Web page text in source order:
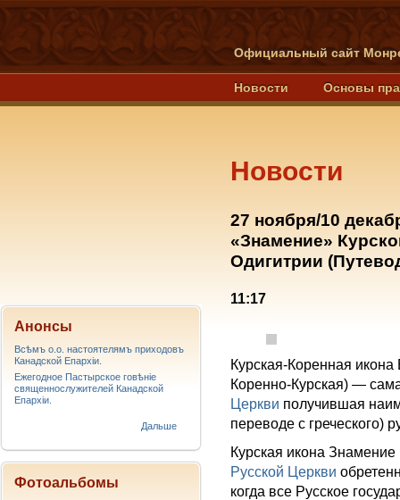
Официальный сайт
Новости Основы
Новости
27 ноября/10
«Знамение»
Одигитрии
11:17
Курская-Коренная
Коренно-Курская) —
Церкви получившая
переводе с греческого)
Курская икона
Русской Церкви
когда все Русское
Анонсы
Всѣмъ о.о. настоятелямъ приходовъ
Канадской Епархiи.
Ежегодное Пастырское говѣніе
священнослужителей Канадской
Епархіи.
Дальше
Фотоальбомы